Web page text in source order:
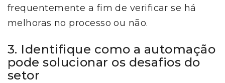
frequentemente a fim de verificar se há
melhoras no processo ou não.
3. Identifique como a automação
pode solucionar os desafios do
setor